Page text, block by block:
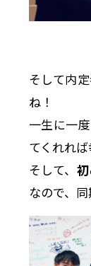
そして内
ね！
一生に一
てくれれば
そして、
なので、